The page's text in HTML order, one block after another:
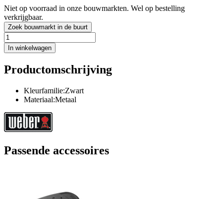
Niet op voorraad in onze bouwmarkten. Wel op bestelling
verkrijgbaar.
Zoek bouwmarkt in de buurt
In winkelwagen
Productomschrijving
Kleurfamilie:Zwart
Materiaal:Metaal
Passende accessoires